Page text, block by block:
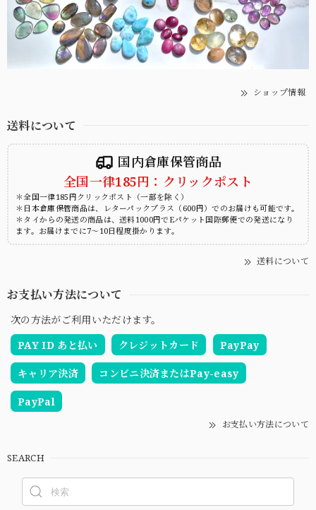
ショップ情報
送料について
国内倉庫保管商品
全国一律185円：クリックポスト
＊全国一律185円クリックポスト（一部を除く）
＊日本倉庫保管商品は、レターパックプラス（600円）でのお届けも可能です。
＊タイからの発送の商品は、送料1000円でEパケット国際郵便での発送になり
ます。お届けまでに7～10日程度掛かります。
送料について
お支払い方法について
次の方法がご利用いただけます。
PAY ID あと払い
クレジットカード PayPay
キャリア決済 コンビニ決済またはPay-easy
PayPal
お支払い方法について
SEARCH